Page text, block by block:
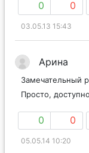
0 0
03.05.13 15:43
Арина
Замечательный
Просто,
0 0
05.05.14 10:20